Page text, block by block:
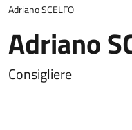
Adriano SCELFO
Adriano
Consigliere